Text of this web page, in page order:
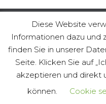
KONTAKT IMPRESSUM
AGB
Diese Website
Informationen dazu und
finden Sie in unserer
Seite. Klicken Sie auf
akzeptieren und direkt
können.
Cookie